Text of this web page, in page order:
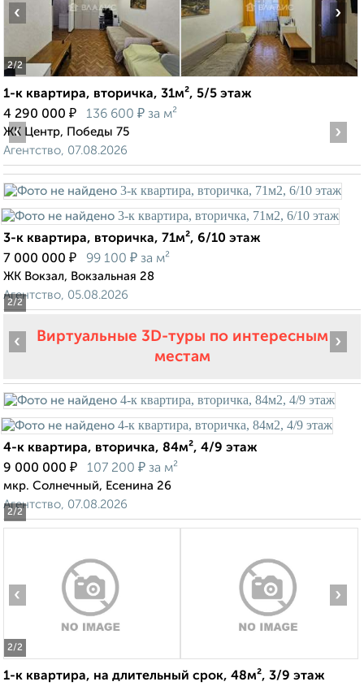
2/2
‹ ›
1-к квартира, вторичка, 31м², 5/5 этаж
4 290 000 ₽ 136 600 ₽ за м²
ЖК Центр, Победы 75
Агентство, 07.08.2026
2/2
‹ ›
3-к квартира, вторичка, 71м², 6/10 этаж
7 000 000 ₽ 99 100 ₽ за м²
ЖК Вокзал, Вокзальная 28
Агентство, 05.08.2026
Виртуальные 3D-туры по интересным
местам
2/2
‹ ›
4-к квартира, вторичка, 84м², 4/9 этаж
9 000 000 ₽ 107 200 ₽ за м²
мкр. Солнечный, Есенина 26
Агентство, 07.08.2026
2/2
‹ ›
1-к квартира, на длительный срок, 48м², 3/9 этаж